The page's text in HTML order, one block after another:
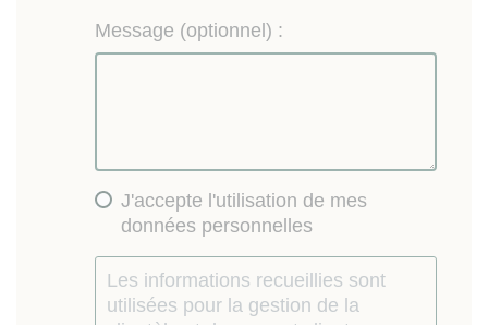
Message (optionnel) :
J'accepte l'utilisation de mes
données personnelles
Les informations recueillies sont
utilisées pour la gestion de la